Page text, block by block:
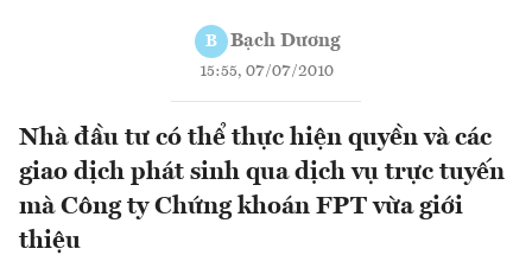
B Bạch Dương
15:55, 07/07/2010
Nhà đầu tư có thể thực hiện quyền và các
giao dịch phát sinh qua dịch vụ trực tuyến
mà Công ty Chứng khoán FPT vừa giới
thiệu